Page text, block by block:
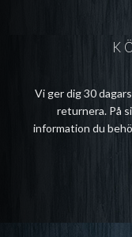
Vi ger dig 30
returnera. På
information du